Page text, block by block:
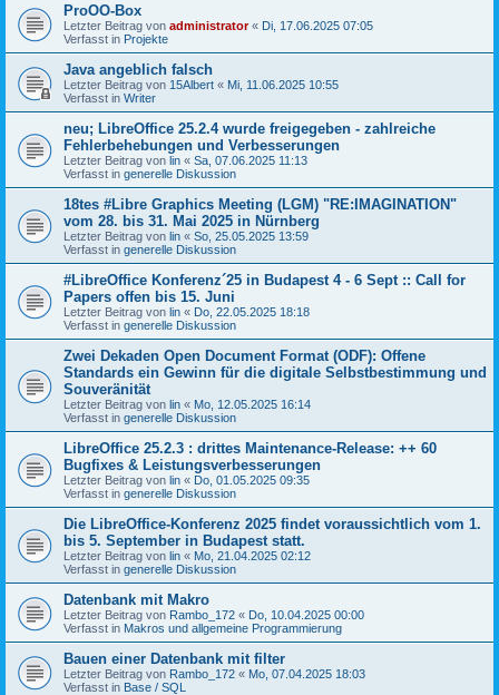
ProOO-Box
Letzter Beitrag von administrator« Di, 17.06.2025 07:05
Verfasst in Projekte
Java angeblich falsch
Letzter Beitrag von 15Albert « Mi, 11.06.2025 10:55
Verfasst in Writer
neu; LibreOffice 25.2.4 wurde freigegeben - zahlreiche
Fehlerbehebungen und Verbesserungen
Letzter Beitrag von lin « Sa, 07.06.2025 11:13
Verfasst in generelle Diskussion
18tes #Libre Graphics Meeting (LGM) "RE:IMAGINATION"
vom 28. bis 31. Mai 2025 in Nürnberg
Letzter Beitrag von lin « So, 25.05.2025 13:59
Verfasst in generelle Diskussion
#LibreOffice Konferenz´25 in Budapest 4 - 6 Sept :: Call for
Papers offen bis 15. Juni
Letzter Beitrag von lin « Do, 22.05.2025 18:18
Verfasst in generelle Diskussion
Zwei Dekaden Open Document Format (ODF): Offene
Standards ein Gewinn für die digitale Selbstbestimmung und
Souveränität
Letzter Beitrag von lin « Mo, 12.05.2025 16:14
Verfasst in generelle Diskussion
LibreOffice 25.2.3 : drittes Maintenance-Release: ++ 60
Bugfixes & Leistungsverbesserungen
Letzter Beitrag von lin « Do, 01.05.2025 09:35
Verfasst in generelle Diskussion
Die LibreOffice-Konferenz 2025 findet voraussichtlich vom 1.
bis 5. September in Budapest statt.
Letzter Beitrag von lin « Mo, 21.04.2025 02:12
Verfasst in generelle Diskussion
Datenbank mit Makro
Letzter Beitrag von Rambo_172 « Do, 10.04.2025 00:00
Verfasst in Makros und allgemeine Programmierung
Bauen einer Datenbank mit filter
Letzter Beitrag von Rambo_172 « Mo, 07.04.2025 18:03
Verfasst in Base / SQL